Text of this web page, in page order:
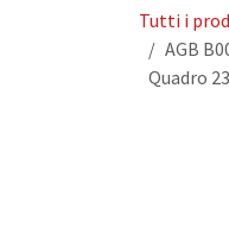
Tutti i
AGB
Quadro